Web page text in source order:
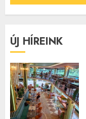
ÚJ HÍREINK